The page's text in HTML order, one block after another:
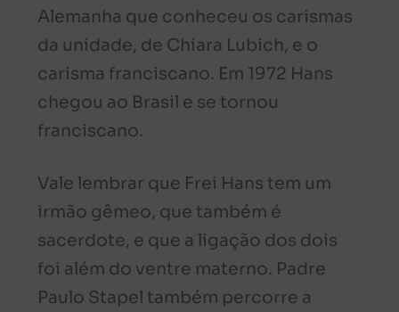
Alemanha que conheceu os carismas
da unidade, de Chiara Lubich, e o
carisma franciscano. Em 1972 Hans
chegou ao Brasil e se tornou
franciscano.
Vale lembrar que Frei Hans tem um
irmão gêmeo, que também é
sacerdote, e que a ligação dos dois
foi além do ventre materno. Padre
Paulo Stapel também percorre a